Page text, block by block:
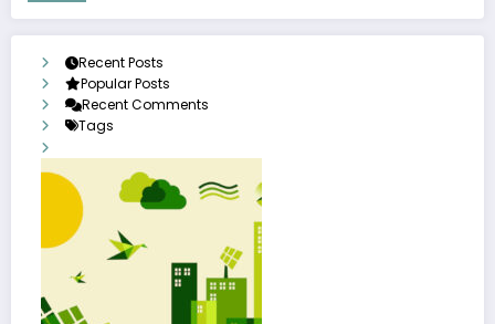
Recent Posts
Popular Posts
Recent Comments
Tags